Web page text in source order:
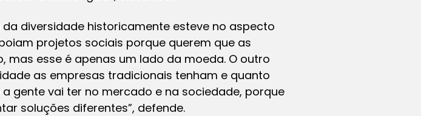
diversidade historicamente esteve no aspecto
projetos sociais porque querem que as
mas esse é apenas um lado da moeda. O outro
as empresas tradicionais tenham e quanto
gente vai ter no mercado e na sociedade, porque
soluções diferentes”, defende.